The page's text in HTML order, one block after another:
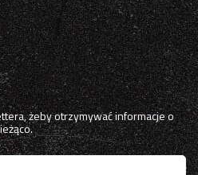
żeby otrzymywać informacje o